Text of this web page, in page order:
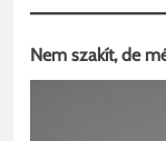
Nem szakít, de